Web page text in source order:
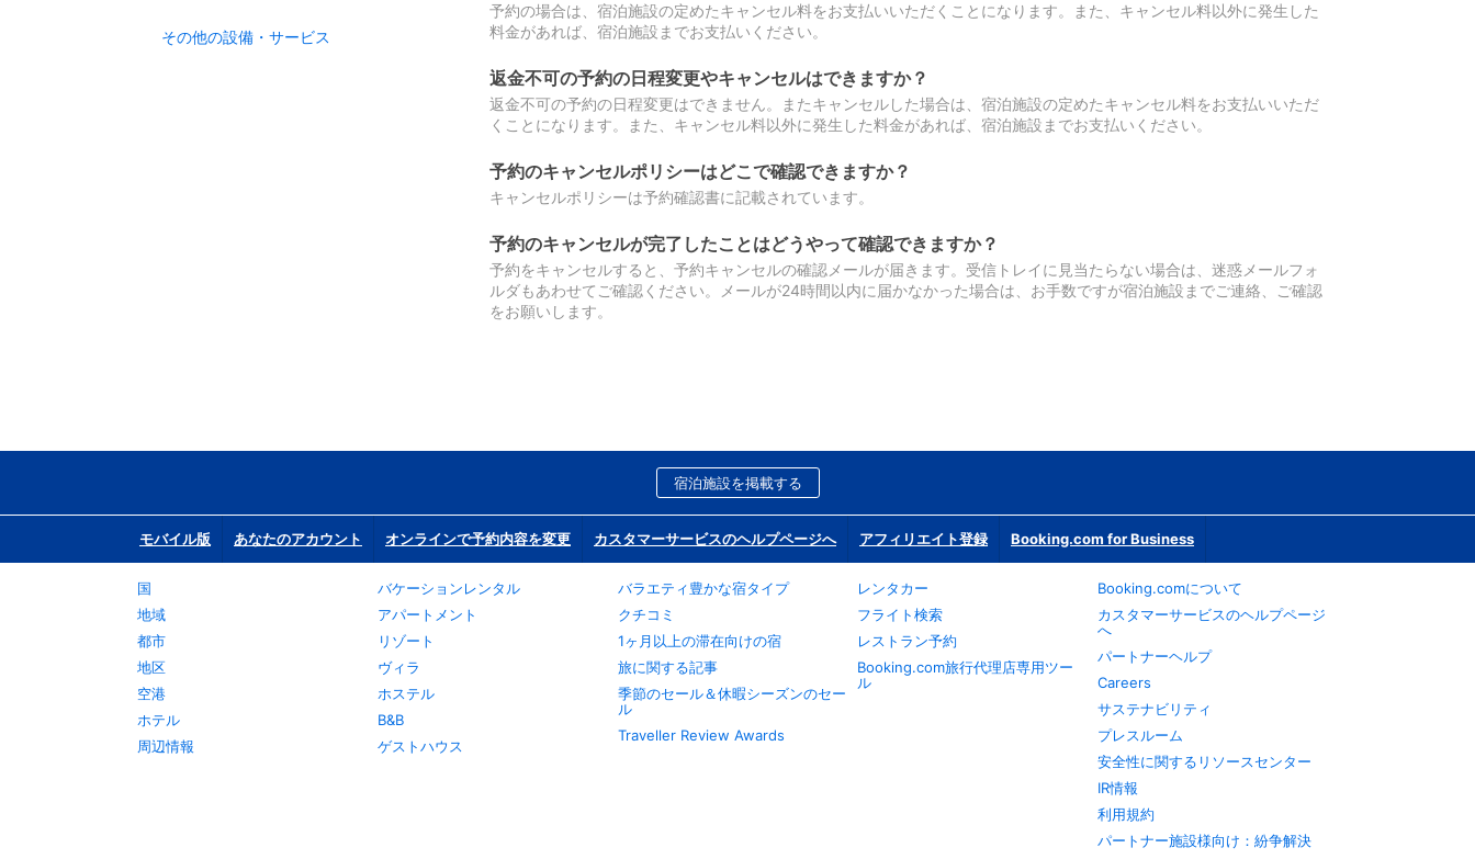
その他の設備・サービス
予約の場合は、宿泊施設の定めたキャンセル料をお支払いいただくことになります。また、キャンセル料以外に発生した
料金があれば、宿泊施設までお支払いください。
返金不可の予約の日程変更やキャンセルはできますか？
返金不可の予約の日程変更はできません。またキャンセルした場合は、宿泊施設の定めたキャンセル料をお支払いいただ
くことになります。また、キャンセル料以外に発生した料金があれば、宿泊施設までお支払いください。
予約のキャンセルポリシーはどこで確認できますか？
キャンセルポリシーは予約確認書に記載されています。
予約のキャンセルが完了したことはどうやって確認できますか？
予約をキャンセルすると、予約キャンセルの確認メールが届きます。受信トレイに見当たらない場合は、迷惑メールフォ
ルダもあわせてご確認ください。メールが24時間以内に届かなかった場合は、お手数ですが宿泊施設までご連絡、ご確認
をお願いします。
宿泊施設を掲載する
モバイル版 あなたのアカウント オンラインで予約内容を変更 カスタマーサービスのヘルプページへ アフィリエイト登録 Booking.com for Business
国
地域
都市
地区
空港
ホテル
周辺情報
バケーションレンタル
アパートメント
リゾート
ヴィラ
ホステル
B&B
ゲストハウス
バラエティ豊かな宿タイプ
クチコミ
1ヶ月以上の滞在向けの宿
旅に関する記事
季節のセール＆休暇シーズンのセー
ル
Traveller Review Awards
レンタカー
フライト検索
レストラン予約
Booking.com旅行代理店専用ツー
ル
Booking.comについて
カスタマーサービスのヘルプページ
へ
パートナーヘルプ
Careers
サステナビリティ
プレスルーム
安全性に関するリソースセンター
IR情報
利用規約
パートナー施設様向け：紛争解決